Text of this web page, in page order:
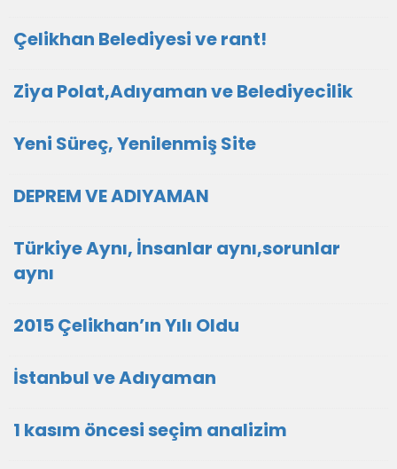
Çelikhan Belediyesi ve rant!
Ziya Polat,Adıyaman ve Belediyecilik
Yeni Süreç, Yenilenmiş Site
DEPREM VE ADIYAMAN
Türkiye Aynı, İnsanlar aynı,sorunlar
aynı
2015 Çelikhan’ın Yılı Oldu
İstanbul ve Adıyaman
1 kasım öncesi seçim analizim